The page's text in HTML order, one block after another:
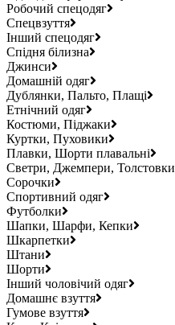
Робочий спецодяг
Спецвзуття
Інший спецодяг
Спідня білизна
Джинси
Домашній одяг
Дублянки, Пальто, Плащі
Етнічний одяг
Костюми, Піджаки
Куртки, Пуховики
Плавки, Шорти плавальні
Светри, Джемпери, Толстовки
Сорочки
Спортивний одяг
Футболки
Шапки, Шарфи, Кепки
Шкарпетки
Штани
Шорти
Інший чоловічий одяг
Домашнє взуття
Гумове взуття